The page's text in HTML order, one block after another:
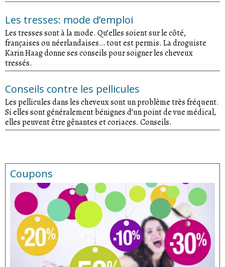
Les tresses: mode d’emploi
Les tresses sont à la mode. Qu’elles soient sur le côté,
françaises ou néerlandaises… tout est permis. La droguiste
Karin Haag donne ses conseils pour soigner les cheveux
tressés.
Conseils contre les pellicules
Les pellicules dans les cheveux sont un problème très fréquent.
Si elles sont généralement bénignes d’un point de vue médical,
elles peuvent être gênantes et coriaces. Conseils.
Coupons